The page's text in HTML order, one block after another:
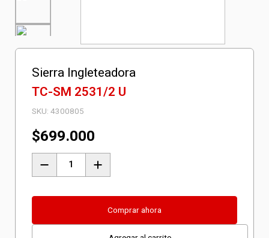
Sierra Ingleteadora
TC-SM 2531/2 U
SKU:4300805
$699.000
Ingleteadora
2531/2
Comprar ahora